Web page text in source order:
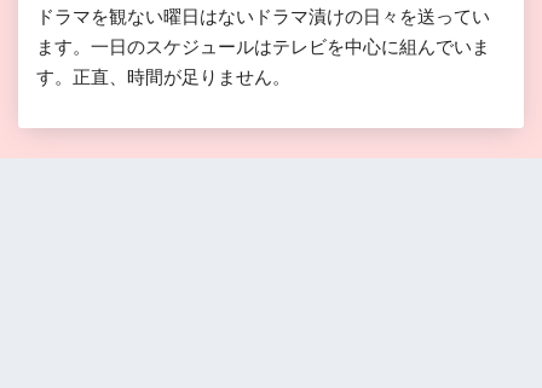
ドラマを観ない曜日はないドラマ漬けの日々を送ってい
ます。一日のスケジュールはテレビを中心に組んでいま
す。正直、時間が足りません。